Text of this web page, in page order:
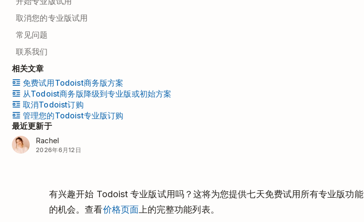
取消您的专业版试用
常见问题
联系我们
相关文章
免费试用Todoist商务版方案
从Todoist商务版降级到专业版或初始方案
取消Todoist订购
管理您的Todoist专业版订购
最近更新于
Rachel
2026年6月12日
有兴趣开始 Todoist 专业版试用吗？这将为您提供七天免费试用所有专业版功能
的机会。查看价格页面上的完整功能列表。